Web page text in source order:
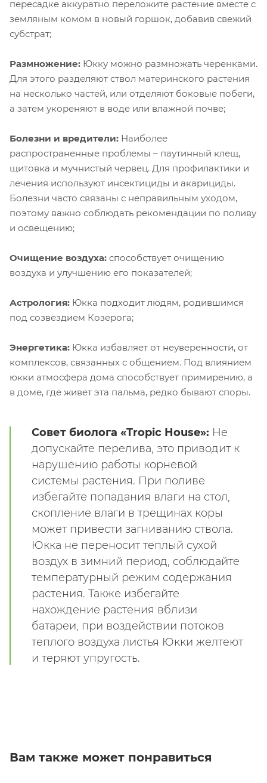
пересадке аккуратно переложите растение вместе с
земляным комом в новый горшок, добавив свежий
субстрат;
Размножение: Юкку можно размножать черенками.
Для этого разделяют ствол материнского растения
на несколько частей, или отделяют боковые побеги,
а затем укореняют в воде или влажной почве;
Болезни и вредители: Наиболее
распространенные проблемы – паутинный клещ,
щитовка и мучнистый червец. Для профилактики и
лечения используют инсектициды и акарициды.
Болезни часто связаны с неправильным уходом,
поэтому важно соблюдать рекомендации по поливу
и освещению;
Очищение воздуха: способствует очищению
воздуха и улучшению его показателей;
Астрология: Юкка подходит людям, родившимся
под созвездием Козерога;
Энергетика: Юкка избавляет от неуверенности, от
комплексов, связанных с общением. Под влиянием
юкки атмосфера дома способствует примирению, а
в доме, где живет эта пальма, редко бывают споры.
Совет биолога «Tropic House»: Не
допускайте перелива, это приводит к
нарушению работы корневой
системы растения. При поливе
избегайте попадания влаги на стол,
скопление влаги в трещинах коры
может привести загниванию ствола.
Юкка не переносит теплый сухой
воздух в зимний период, соблюдайте
температурный режим содержания
растения. Также избегайте
нахождение растения вблизи
батареи, при воздействии потоков
теплого воздуха листья Юкки желтеют
и теряют упругость.
Вам также может понравиться